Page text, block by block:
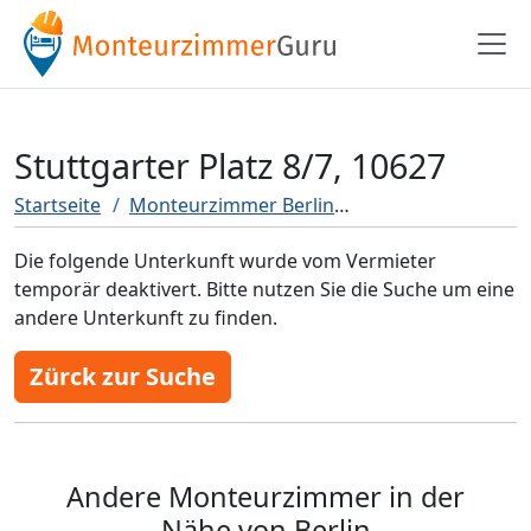
Stuttgarter Platz 8/7, 10627
Startseite Monteurzimmer Berlin
Die folgende Unterkunft wurde vom Vermieter
temporär deaktivert. Bitte nutzen Sie die Suche um eine
andere Unterkunft zu finden.
Zürck zur Suche
Andere Monteurzimmer in der